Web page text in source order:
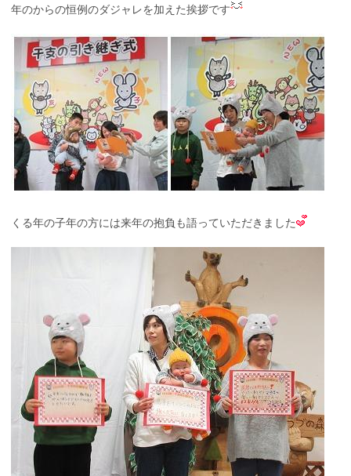
年のからの恒例のダジャレを加えた挨拶です
くる年の子年の方には来年の抱負も語っていただきました